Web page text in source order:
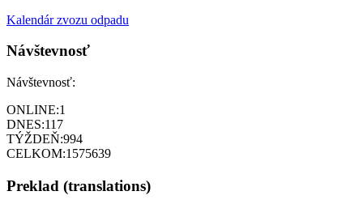
Kalendár zvozu odpadu
Návštevnosť
Návštevnosť:
ONLINE:1
DNES:117
TÝŽDEŇ:994
CELKOM:1575639
Preklad (translations)